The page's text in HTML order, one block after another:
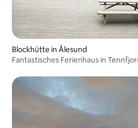
Blockhütte in Ålesund
Fantastisches Ferienhaus in